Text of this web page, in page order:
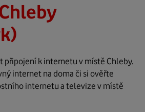
připojení k internetu v místě Chleby.
internet na doma či si ověřte
internetu a televize v místě